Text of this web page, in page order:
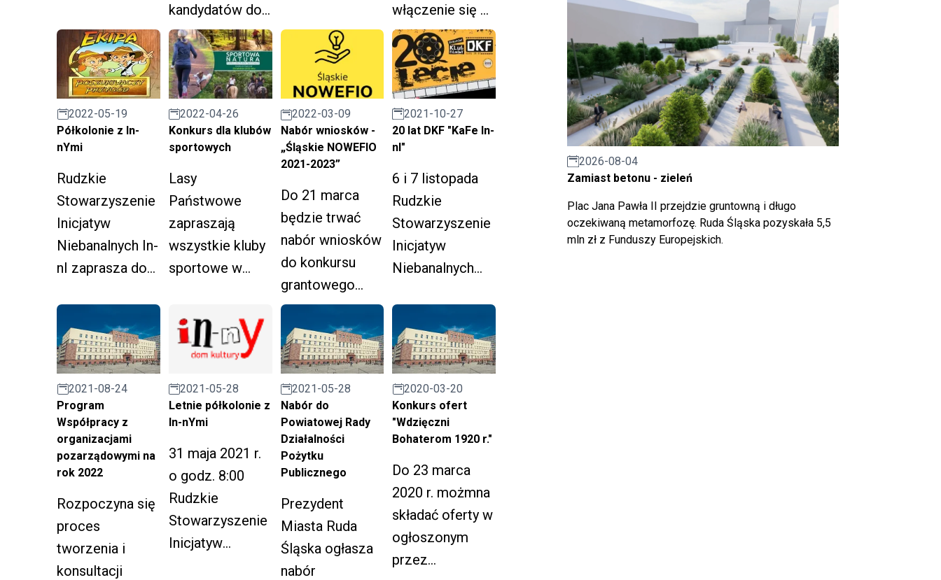
lata 2021-2023.
kandydatów do
Powiatowej
Rady
Działalności
Pożytku
Publicznego w
Rudzie Śląskiej.
atrakcji pn.
"Świąteczne
Kochłowice" w
terminie 16-
18.12.2022.
włączenie się w
pracę
komitetów
monitorujących
programy
finansowane z
funduszy
2022-05-19
Półkolonie z In-
nYmi
Rudzkie
Stowarzyszenie
Inicjatyw
Niebanalnych In-
nI zaprasza do
półkoloniach.
2022-04-26
Konkurs dla klubów
sportowych
Lasy
Państwowe
zapraszają
wszystkie kluby
sportowe w
w konkursie pod
hasłem
„Sportowa
Natura”.
2022-03-09
Nabór wniosków -
„Śląskie NOWEFIO
2021-2023”
Do 21 marca
będzie trwać
nabór wniosków
do konkursu
grantowego
"Śląskie
NOWEFIO na
lata 2021-2023".
2021-10-27
20 lat DKF "KaFe In-
nI"
6 i 7 listopada
Rudzkie
Stowarzyszenie
Inicjatyw
Niebanalnych
na jubileusz
Dyskusyjnego
Klubu
Filmowego.
2021-08-24
Program
Współpracy z
organizacjami
pozarządowymi na
rok 2022
Rozpoczyna się
proces
tworzenia i
konsultacji
2021-05-28
Letnie półkolonie z
In-nYmi
31 maja 2021 r.
o godz. 8:00
Rudzkie
Stowarzyszenie
Inicjatyw
2021-05-28
Nabór do
Powiatowej Rady
Działalności
Pożytku
Publicznego
Prezydent
Miasta Ruda
Śląska ogłasza
nabór
2020-03-20
Konkurs ofert
"Wdzięczni
Bohaterom 1920 r."
Do 23 marca
2020 r. możmna
składać oferty w
ogłoszonym
przez
2026-08-04
Zamiast betonu - zieleń
Plac Jana Pawła II przejdzie gruntowną i długo
oczekiwaną metamorfozę. Ruda Śląska pozyskała 5,5
mln zł z Funduszy Europejskich.